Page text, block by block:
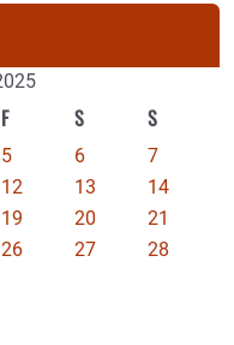
F S S
5 6
7
12 13
14
19 20
21
26 27
28